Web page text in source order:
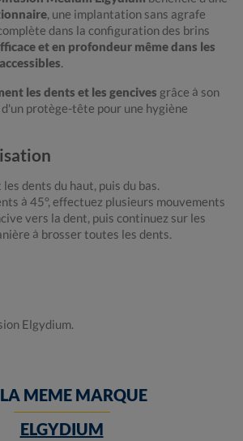
, une implantation sans agrafe
dans la configuration des brins
et en profondeur même dans les
.
les dents et les gencives grâce à son
protège-tête pour une hygiène
dents du haut, puis du bas.
à 45°, effectuez plusieurs mouvements
vers la dent, puis continuez sur les
à brosser toutes les dents.
Elgydium.
MEME MARQUE
ELGYDIUM